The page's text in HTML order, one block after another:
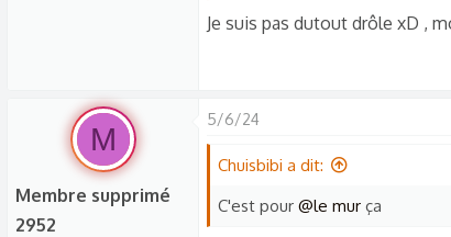
Bonne soirée à tous !
Je suis pas dutout drôle xD ,
M
Membre supprimé
2952
5/6/24
Chuisbibi a dit:
C'est pour @le mur ça